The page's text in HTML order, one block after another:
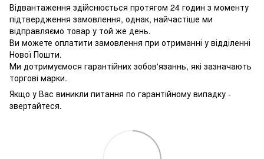
Відвантаження здійснюється протягом 24 годин з моменту
підтвердження замовлення, однак, найчастіше ми
відправляємо товар у той же день.
Ви можете оплатити замовлення при отриманні у відділенні
Нової Пошти.
Ми дотримуємося гарантійних зобов'язаннь, які зазначають
торгові марки.
Якщо у Вас виникли питання по гарантійному випадку -
звертайтеся.